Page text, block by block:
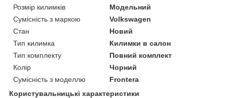
Розмір килимків
Модельний
Сумісність з маркою
Volkswagen
Стан
Новий
Тип килимка
Килимки в салон
Тип комплекту
Повний комплект
Колір
Чорний
Сумісність з моделлю
Frontera
Користувальницькі характеристики